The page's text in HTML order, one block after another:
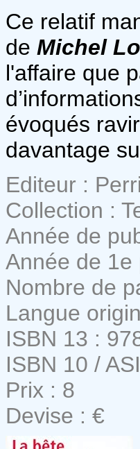
Ce relatif
de Michel
l'affaire que
évoqués
davantage
Editeur :
Collection :
Année de
Année de 1e
Nombre de
Langue
ISBN 13 :
ISBN 10 /
Prix : 8
Devise : €